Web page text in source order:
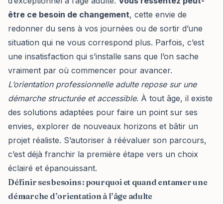
être ce besoin de changement, cette envie de
redonner du sens à vos journées ou de sortir d’une
situation qui ne vous correspond plus. Parfois, c’est
une insatisfaction qui s’installe sans que l’on sache
vraiment par où commencer pour avancer.
L’orientation professionnelle adulte repose sur une
démarche structurée et accessible. À tout âge, il existe
des solutions adaptées pour faire un point sur ses
envies, explorer de nouveaux horizons et bâtir un
projet réaliste. S’autoriser à réévaluer son parcours,
c’est déjà franchir la première étape vers un choix
éclairé et épanouissant.
Définir ses besoins : pourquoi et quand entamer une
démarche d’orientation à l’âge adulte